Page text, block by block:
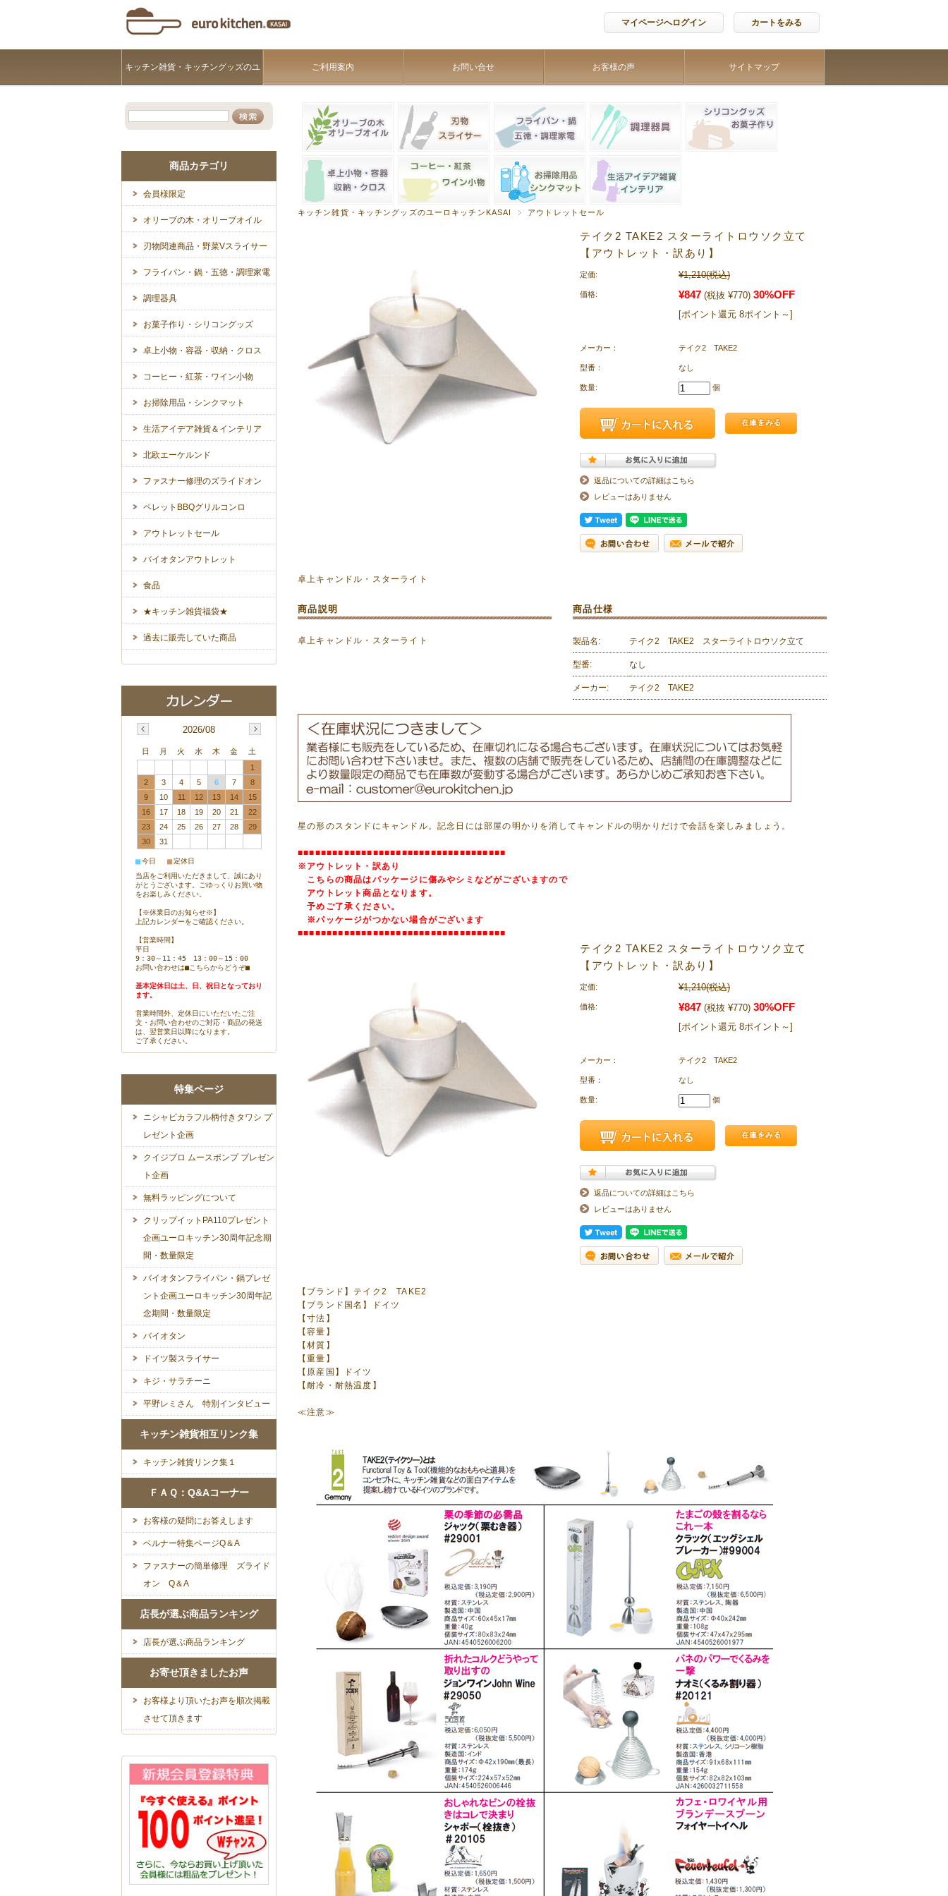
マイページへログイン カートをみる
キッチン雑貨・キッチングッズのユ
ーロキッチンKASAI
ご利用案内 お問い合せ お客様の声 サイトマップ
キッチン雑貨・キッチングッズのユーロキッチンKASAI アウトレットセール
テイク2 TAKE2 スターライトロウソク立て
【アウトレット・訳あり】
定価: ¥1,210(税込)
価格: ¥847 (税抜 ¥770) 30%OFF
[ポイント還元 8ポイント～]
メーカー： テイク2 TAKE2
型番： なし
数量: 個
返品についての詳細はこちら
レビューはありません
卓上キャンドル・スターライト
商品説明
卓上キャンドル・スターライト
商品仕様
製品名: テイク2 TAKE2 スターライトロウソク立て
型番: なし
メーカー: テイク2 TAKE2
星の形のスタンドにキャンドル。記念日には部屋の明かりを消してキャンドルの明かりだけで会話を楽しみましょう。
■■■■■■■■■■■■■■■■■■■■■■■■■■■■■■■■■■■■
※アウトレット・訳あり
こちらの商品はパッケージに傷みやシミなどがございますので
アウトレット商品となります。
予めご了承ください。
※パッケージがつかない場合がございます
■■■■■■■■■■■■■■■■■■■■■■■■■■■■■■■■■■■■
テイク2 TAKE2 スターライトロウソク立て
【アウトレット・訳あり】
定価: ¥1,210(税込)
価格: ¥847 (税抜 ¥770) 30%OFF
[ポイント還元 8ポイント～]
メーカー： テイク2 TAKE2
型番： なし
数量: 個
返品についての詳細はこちら
レビューはありません
【ブランド】テイク2 TAKE2
【ブランド国名】ドイツ
【寸法】
【容量】
【材質】
【重量】
【原産国】ドイツ
【耐冷・耐熱温度】
≪注意≫
商品カテゴリ
会員様限定
オリーブの木・オリーブオイル
刃物関連商品・野菜Vスライサー
フライパン・鍋・五徳・調理家電
調理器具
お菓子作り・シリコングッズ
卓上小物・容器・収納・クロス
コーヒー・紅茶・ワイン小物
お掃除用品・シンクマット
生活アイデア雑貨＆インテリア
北欧エーケルンド
ファスナー修理のズライドオン
ペレットBBQグリルコンロ
アウトレットセール
バイオタンアウトレット
食品
★キッチン雑貨福袋★
過去に販売していた商品
2026/08
日 月 火 水 木 金
土
1
2
3 4 5 6 7
8
9
10 11 12 13 14
15
16
17 18 19 20 21
22
23
24 25 26 27 28
29
30
31
■今日 ■定休日
当店をご利用いただきまして、誠にあり
がとうございます。ごゆっくりお買い物
をお楽しみください。
【※休業日のお知らせ※】
上記カレンダーをご確認ください。
【営業時間】
平日
9：30～11：45 13：00～15：00
お問い合わせは■こちらからどうぞ■
基本定休日は土、日、祝日となっており
ます。
営業時間外、定休日にいただいたご注
文・お問い合わせのご対応・商品の発送
は、翌営業日以降になります。
ご了承ください。
特集ページ
ニシャビカラフル柄付きタワシ プ
レゼント企画
クイジプロ ムースポンプ プレゼン
ト企画
無料ラッピングについて
クリップイットPA110プレゼント
企画ユーロキッチン30周年記念期
間・数量限定
バイオタンフライパン・鍋プレゼ
ント企画ユーロキッチン30周年記
念期間・数量限定
バイオタン
ドイツ製スライサー
キジ・サラチーニ
平野レミさん 特別インタビュー
キッチン雑貨相互リンク集
キッチン雑貨リンク集１
ＦＡＱ：Q&Aコーナー
お客様の疑問にお答えします
ベルナー特集ページQ＆A
ファスナーの簡単修理 ズライド
オン Q＆A
店長が選ぶ商品ランキング
店長が選ぶ商品ランキング
お寄せ頂きましたお声
お客様より頂いたお声を順次掲載
させて頂きます